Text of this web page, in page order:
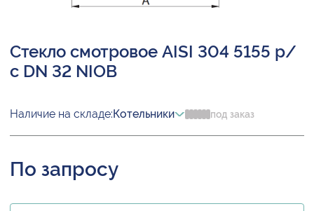
Стекло смотровое AISI 304 5155 р/
с DN 32 NIOB
Наличие на складе:Котельники под заказ
По запросу